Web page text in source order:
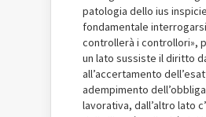
patologia dello ius
fondamentale
controllerà i controllori»,
un lato sussiste il diritto
all’accertamento
adempimento
lavorativa, dall’altro lato